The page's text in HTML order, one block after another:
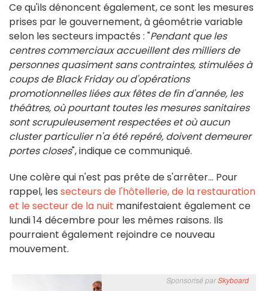
Ce qu'ils dénoncent également, ce sont les mesures
prises par le gouvernement, à géométrie variable
selon les secteurs impactés : "Pendant que les
centres commerciaux accueillent des milliers de
personnes quasiment sans contraintes, stimulées à
coups de Black Friday ou d'opérations
promotionnelles liées aux fêtes de fin d'année, les
théâtres, où pourtant toutes les mesures sanitaires
sont scrupuleusement respectées et où aucun
cluster particulier n'a été repéré, doivent demeurer
portes closes", indique ce communiqué.
Une colère qui n'est pas prête de s'arrêter... Pour
rappel, les secteurs de l'hôtellerie, de la restauration
et le secteur de la nuit manifestaient également ce
lundi 14 décembre pour les mêmes raisons. Ils
pourraient également rejoindre ce nouveau
mouvement.